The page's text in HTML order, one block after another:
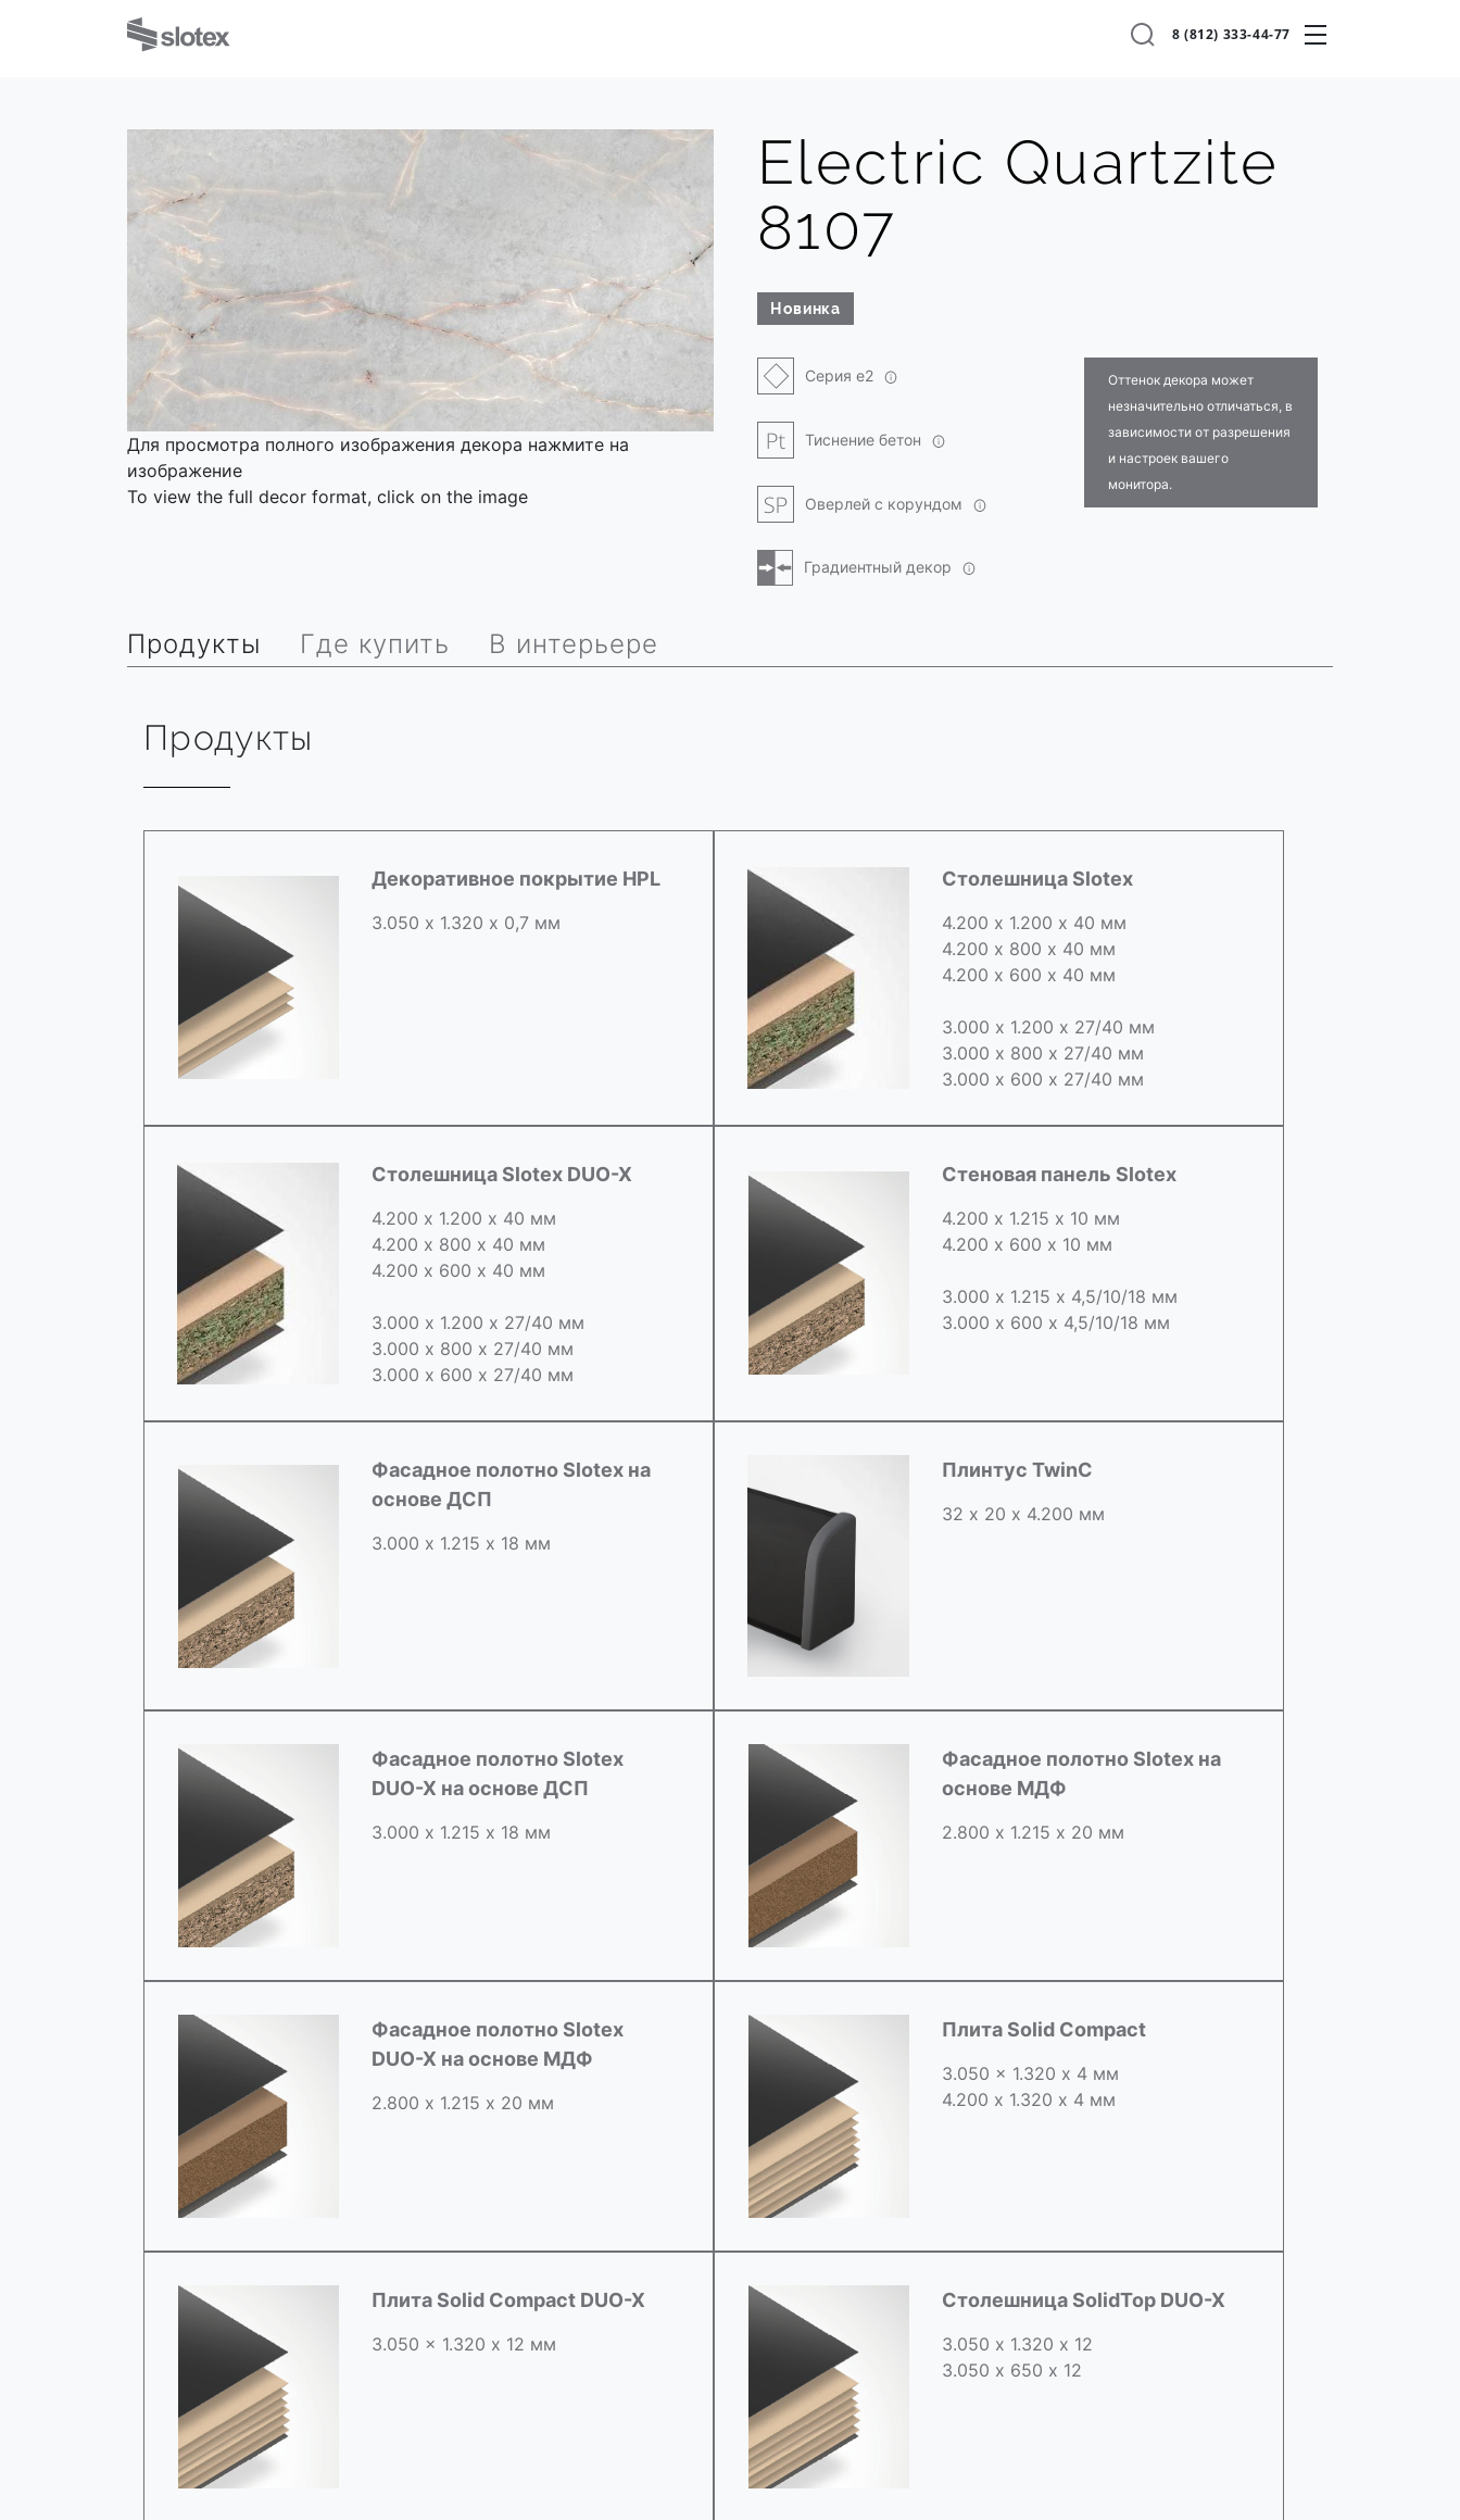
8 (812) 333-44-77
Для просмотра полного изображения декора нажмите на
изображение
To view the full decor format, click on the image
Electric Quartzite
8107
Новинка
Серия e2
Тиснение бетон
Оверлей с корундом
Градиентный декор
Оттенок декора может
незначительно отличаться, в
зависимости от разрешения
и настроек вашего
монитора.
Продукты Где купить В интерьере
Продукты
Декоративное покрытие HPL
3.050 х 1.320 х 0,7 мм
Столешница Slotex
4.200 х 1.200 х 40 мм
4.200 х 800 х 40 мм
4.200 х 600 х 40 мм
3.000 х 1.200 х 27/40 мм
3.000 х 800 х 27/40 мм
3.000 х 600 х 27/40 мм
Cтолешница Slotex DUO-X
4.200 х 1.200 х 40 мм
4.200 х 800 х 40 мм
4.200 х 600 х 40 мм
3.000 х 1.200 х 27/40 мм
3.000 х 800 х 27/40 мм
3.000 х 600 х 27/40 мм
Стеновая панель Slotex
4.200 х 1.215 х 10 мм
4.200 х 600 х 10 мм
3.000 х 1.215 х 4,5/10/18 мм
3.000 х 600 х 4,5/10/18 мм
Фасадное полотно Slotex на
основе ДСП
3.000 х 1.215 х 18 мм
Плинтус TwinC
32 х 20 х 4.200 мм
Фасадное полотно Slotex
DUO-X на основе ДСП
3.000 х 1.215 х 18 мм
Фасадное полотно Slotex на
основе МДФ
2.800 х 1.215 х 20 мм
Фасадное полотно Slotex
DUO-X на основе МДФ
2.800 х 1.215 х 20 мм
Плита Solid Compact
3.050 x 1.320 х 4 мм
4.200 x 1.320 х 4 мм
Плита Solid Compact DUO-X
3.050 x 1.320 х 12 мм
Столешница SolidTop DUO-X
3.050 х 1.320 х 12
3.050 x 650 х 12